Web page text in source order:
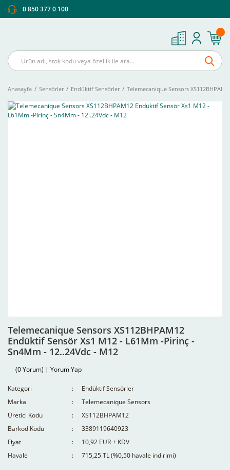
0 850 377 0 100
Anasayfa Sensörler Endüktif Sensörler Telemecanique Sensors
Telemecanique Sensors XS112BHPAM12
Endüktif Sensör Xs1 M12 - L61Mm -Pirinç -
Sn4Mm - 12..24Vdc - M12
(0 Yorum) | Yorum Yap
Kategori
Endüktif Sensörler
Marka
Telemecanique Sensors
Üretici Kodu
XS112BHPAM12
Barkod Kodu
3389119640923
Fiyat
10,92 EUR + KDV
Havale
715,25 TL (%0,50 havale indirimi)